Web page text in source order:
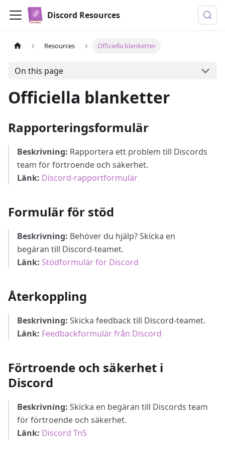
Discord Resources
Resources Officiella blanketter
On this page
Officiella blanketter
Rapporteringsformulär
Beskrivning: Rapportera ett problem till Discords
team för förtroende och säkerhet.
Länk: Discord-rapportformulär
Formulär för stöd
Beskrivning: Behöver du hjälp? Skicka en
begäran till Discord-teamet.
Länk: Stödformulär för Discord
Återkoppling
Beskrivning: Skicka feedback till Discord-teamet.
Länk: Feedbackformulär från Discord
Förtroende och säkerhet i
Discord
Beskrivning: Skicka en begäran till Discords team
för förtroende och säkerhet.
Länk: Discord TnS